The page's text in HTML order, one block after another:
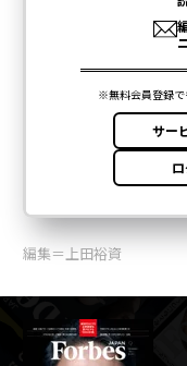
編集＝上田裕資